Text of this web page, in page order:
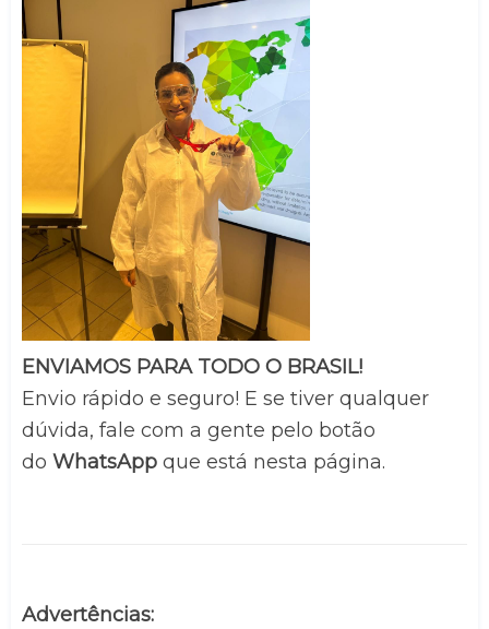
ENVIAMOS PARA TODO O BRASIL!
Envio rápido e seguro! E se tiver qualquer
dúvida, fale com a gente pelo botão
do WhatsApp que está nesta página.
Advertências: